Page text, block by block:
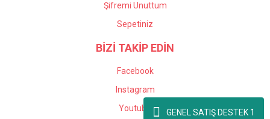
Şifremi Unuttum
Sepetiniz
BİZİ TAKİP EDİN
Facebook
Instagram
Youtube
GENEL SATIŞ DESTEK 1